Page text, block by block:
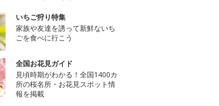
いちご狩り特集
家族や友達を誘って新鮮ないち
ごを食べに行こう
全国お花見ガイド
見頃時期がわかる！全国1400カ
所の桜名所・お花見スポット情
報を掲載